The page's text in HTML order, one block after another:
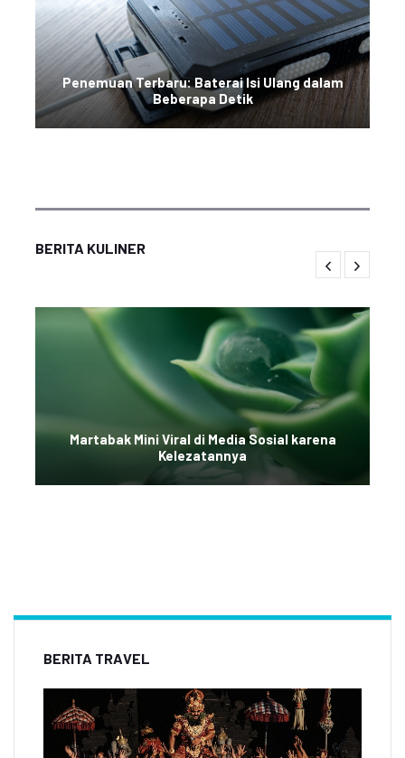
Penemuan Terbaru: Baterai Isi Ulang dalam
Beberapa Detik
BERITA KULINER
Martabak Mini Viral di Media Sosial karena
Kelezatannya
BERITA TRAVEL